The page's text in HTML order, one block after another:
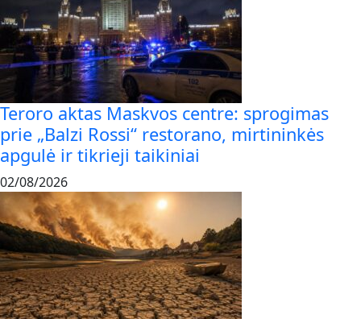
Teroro aktas Maskvos centre: sprogimas
prie „Balzi Rossi“ restorano, mirtininkės
apgulė ir tikrieji taikiniai
02/08/2026